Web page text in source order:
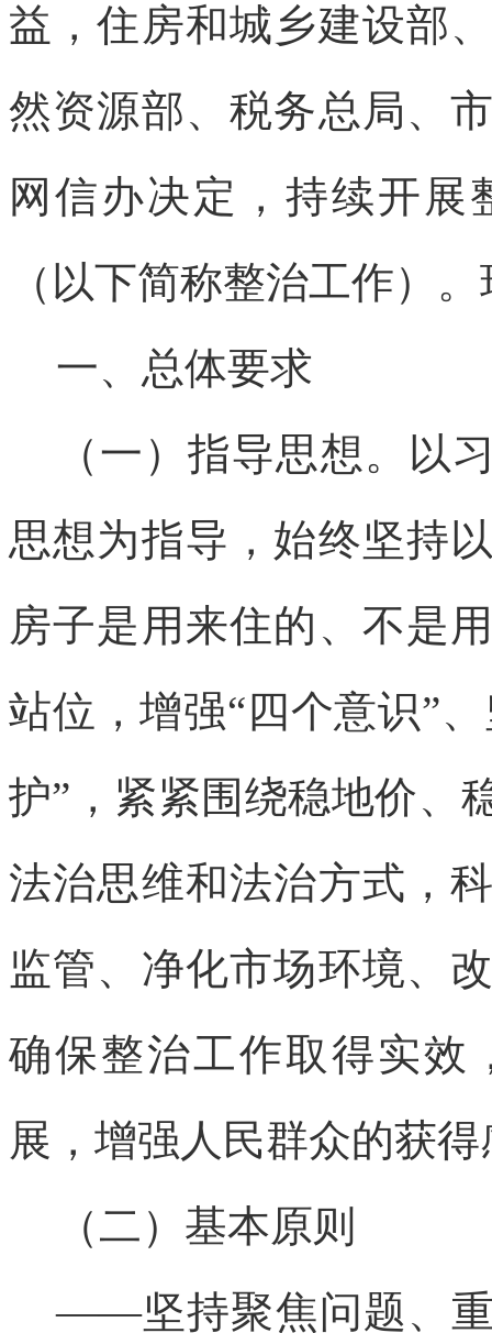
益，住房和城乡建设部
然资源部、税务总局、
网信办决定，持续开
（以下简称整治工作）
一、总体要求
（一）指导思想。以
思想为指导，始终坚持
房子是用来住的、不是
站位，增强“四个意识”
护”，紧紧围绕稳地价、
法治思维和法治方式，
监管、净化市场环境、
确保整治工作取得实效
展，增强人民群众的获
（二）基本原则
——坚持聚焦问题、重